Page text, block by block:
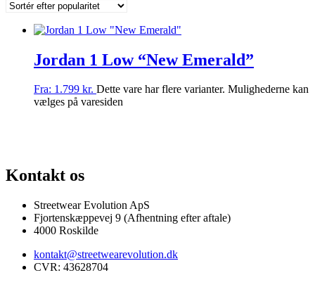
Jordan 1 Low “New Emerald”
Fra: 1.799 kr. Dette vare har flere varianter. Mulighederne kan
vælges på varesiden
Kontakt os
Streetwear Evolution ApS
Fjortenskæppevej 9 (Afhentning efter aftale)
4000 Roskilde
kontakt@streetwearevolution.dk
CVR: 43628704